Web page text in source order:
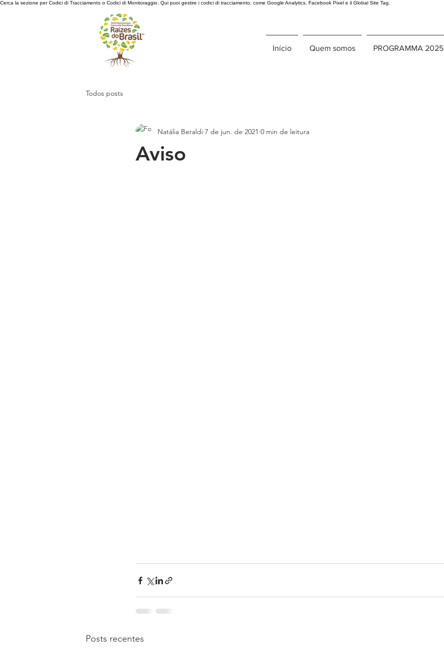
Cerca la sezione per Codici di Tracciamento o Codici di Monitoraggio. Qui puoi gestire i codici di tracciamento, come Google Analytics, Facebook Pixel e il Global Site Tag.
Início Quem somos PROGRAMMA 2025
Todos posts
Aviso
Natália Beraldi 7 de jun. de 2021 0 min de leitura
Posts recentes